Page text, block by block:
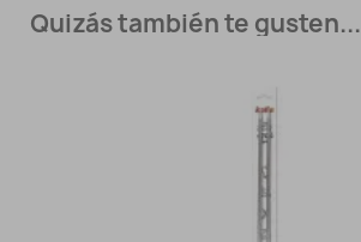
Quizás también te gusten...